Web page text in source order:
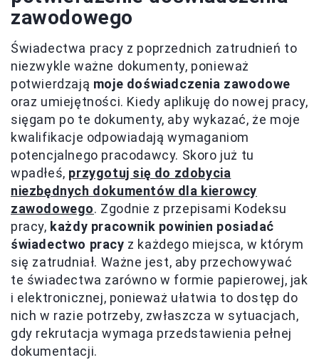
zawodowego
Świadectwa pracy z poprzednich zatrudnień to
niezwykle ważne dokumenty, ponieważ
potwierdzają moje doświadczenia zawodowe
oraz umiejętności. Kiedy aplikuję do nowej pracy,
sięgam po te dokumenty, aby wykazać, że moje
kwalifikacje odpowiadają wymaganiom
potencjalnego pracodawcy. Skoro już tu
wpadłeś, przygotuj się do zdobycia
niezbędnych dokumentów dla kierowcy
zawodowego. Zgodnie z przepisami Kodeksu
pracy, każdy pracownik powinien posiadać
świadectwo pracy z każdego miejsca, w którym
się zatrudniał. Ważne jest, aby przechowywać
te świadectwa zarówno w formie papierowej, jak
i elektronicznej, ponieważ ułatwia to dostęp do
nich w razie potrzeby, zwłaszcza w sytuacjach,
gdy rekrutacja wymaga przedstawienia pełnej
dokumentacji.